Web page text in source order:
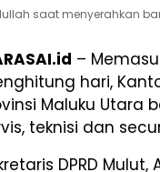
saat menyerahkan
–
hari,
Maluku Utara
teknisi dan
DPRD